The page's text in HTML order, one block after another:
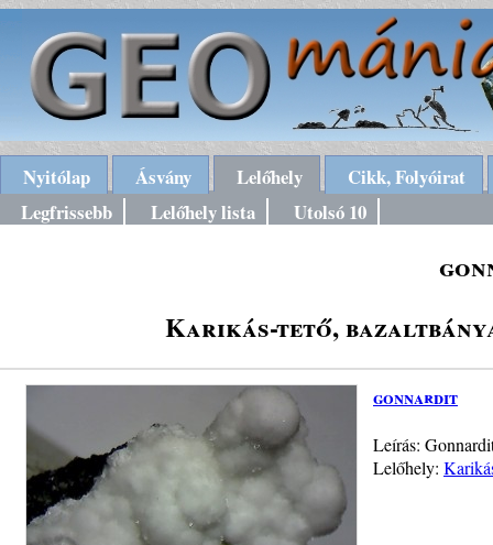
Nyitólap Ásvány Lelőhely
Cikk, Folyóirat
Legfrissebb
Lelőhely lista Utolsó 10
Karikás-tető,
gonnardit
Leírás:
Lelőhely: